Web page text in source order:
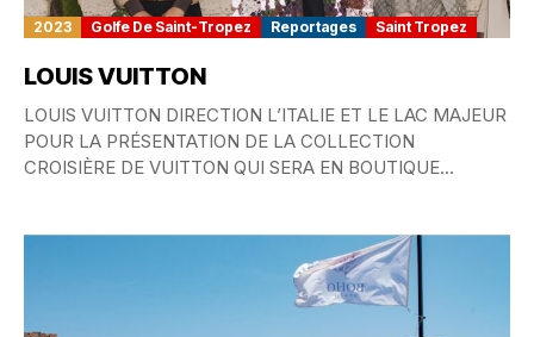
2023 Golfe De Saint-Tropez Reportages Saint Tropez
LOUIS VUITTON
LOUIS VUITTON DIRECTION L’ITALIE ET LE LAC MAJEUR
POUR LA PRÉSENTATION DE LA COLLECTION
CROISIÈRE DE VUITTON QUI SERA EN BOUTIQUE